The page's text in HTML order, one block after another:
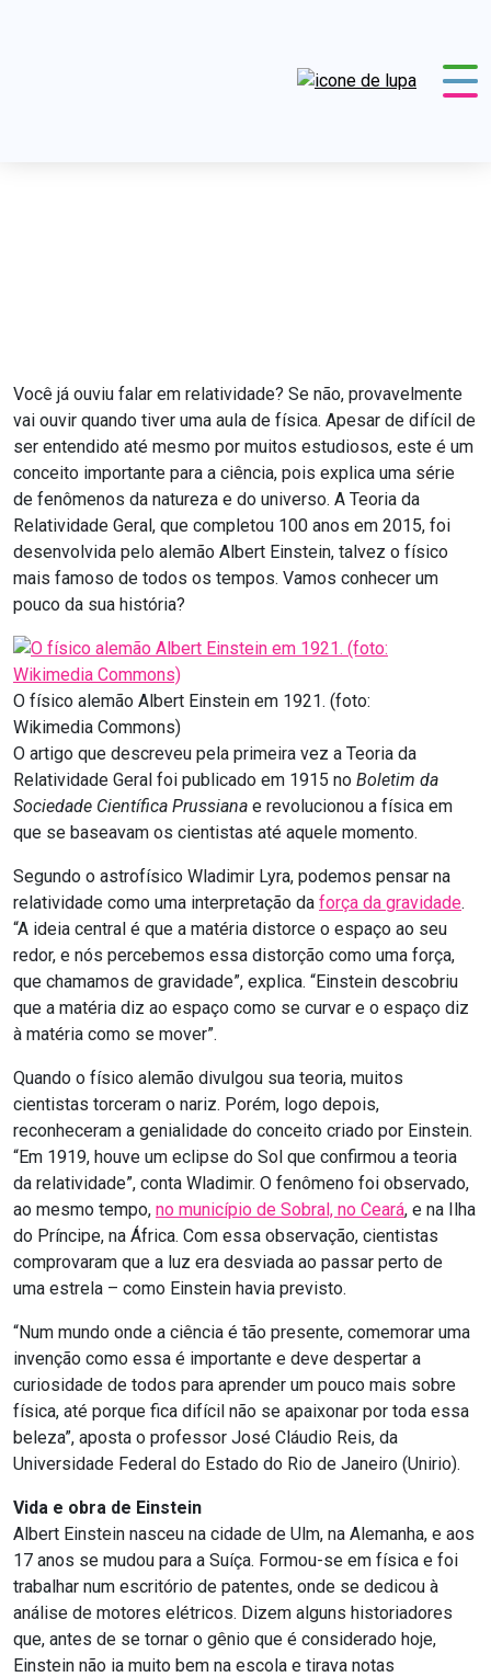
Você já ouviu falar em relatividade? Se não, provavelmente
vai ouvir quando tiver uma aula de física. Apesar de difícil de
ser entendido até mesmo por muitos estudiosos, este é um
conceito importante para a ciência, pois explica uma série
de fenômenos da natureza e do universo. A Teoria da
Relatividade Geral, que completou 100 anos em 2015, foi
desenvolvida pelo alemão Albert Einstein, talvez o físico
mais famoso de todos os tempos. Vamos conhecer um
pouco da sua história?
O físico alemão Albert Einstein em 1921. (foto:
Wikimedia Commons)
O artigo que descreveu pela primeira vez a Teoria da
Relatividade Geral foi publicado em 1915 no Boletim da
Sociedade Científica Prussiana e revolucionou a física em
que se baseavam os cientistas até aquele momento.
Segundo o astrofísico Wladimir Lyra, podemos pensar na
relatividade como uma interpretação da força da gravidade.
“A ideia central é que a matéria distorce o espaço ao seu
redor, e nós percebemos essa distorção como uma força,
que chamamos de gravidade”, explica. “Einstein descobriu
que a matéria diz ao espaço como se curvar e o espaço diz
à matéria como se mover”.
Quando o físico alemão divulgou sua teoria, muitos
cientistas torceram o nariz. Porém, logo depois,
reconheceram a genialidade do conceito criado por Einstein.
“Em 1919, houve um eclipse do Sol que confirmou a teoria
da relatividade”, conta Wladimir. O fenômeno foi observado,
ao mesmo tempo, no município de Sobral, no Ceará, e na Ilha
do Príncipe, na África. Com essa observação, cientistas
comprovaram que a luz era desviada ao passar perto de
uma estrela – como Einstein havia previsto.
“Num mundo onde a ciência é tão presente, comemorar uma
invenção como essa é importante e deve despertar a
curiosidade de todos para aprender um pouco mais sobre
física, até porque fica difícil não se apaixonar por toda essa
beleza”, aposta o professor José Cláudio Reis, da
Universidade Federal do Estado do Rio de Janeiro (Unirio).
Vida e obra de Einstein
Albert Einstein nasceu na cidade de Ulm, na Alemanha, e aos
17 anos se mudou para a Suíça. Formou-se em física e foi
trabalhar num escritório de patentes, onde se dedicou à
análise de motores elétricos. Dizem alguns historiadores
que, antes de se tornar o gênio que é considerado hoje,
Einstein não ia muito bem na escola e tirava notas